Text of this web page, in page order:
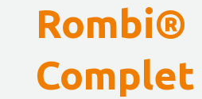
Rombi®
Complet